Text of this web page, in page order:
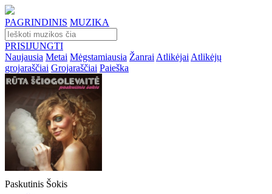
PAGRINDINIS MUZIKA
PRISIJUNGTI
Naujausia Metai Mėgstamiausia Žanrai Atlikėjai Atlikėjų
grojaraščiai Grojaraščiai Paieška
Paskutinis Šokis